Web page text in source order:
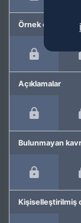
Örnek cümleler
Açıklamalar
Bulunmayan
Kişiselleştirilmiş